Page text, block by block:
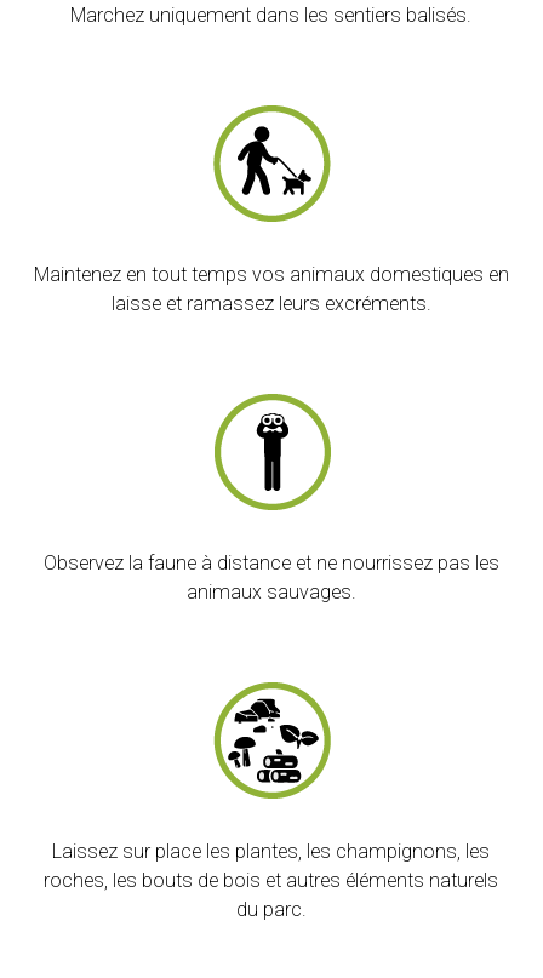
Marchez uniquement dans les sentiers balisés.
Maintenez en tout temps vos animaux domestiques en
laisse et ramassez leurs excréments.
Observez la faune à distance et ne nourrissez pas les
animaux sauvages.
Laissez sur place les plantes, les champignons, les
roches, les bouts de bois et autres éléments naturels
du parc.